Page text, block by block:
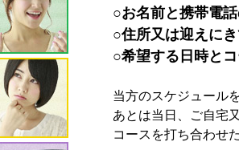
○お名前と携帯電
○住所又は迎えに
○希望する日時と
当方のスケジュール
あとは当日、ご自宅
コースを打ち合わせ